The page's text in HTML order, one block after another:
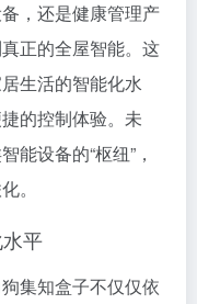
，还是健康管理产
正的全屋智能。这
生活的智能化水
的控制体验。未
能设备的“枢纽”，
。
平
集知盒子不仅仅依